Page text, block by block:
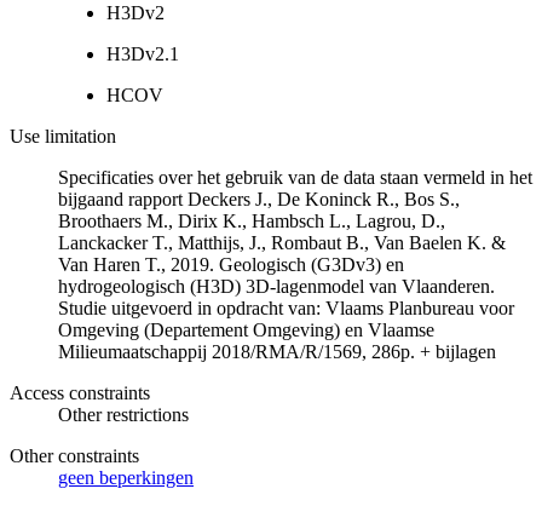
H3Dv2
H3Dv2.1
HCOV
Use limitation
Specificaties over het gebruik van de data staan vermeld in het
bijgaand rapport Deckers J., De Koninck R., Bos S.,
Broothaers M., Dirix K., Hambsch L., Lagrou, D.,
Lanckacker T., Matthijs, J., Rombaut B., Van Baelen K. &
Van Haren T., 2019. Geologisch (G3Dv3) en
hydrogeologisch (H3D) 3D-lagenmodel van Vlaanderen.
Studie uitgevoerd in opdracht van: Vlaams Planbureau voor
Omgeving (Departement Omgeving) en Vlaamse
Milieumaatschappij 2018/RMA/R/1569, 286p. + bijlagen
Access constraints
Other restrictions
Other constraints
geen beperkingen